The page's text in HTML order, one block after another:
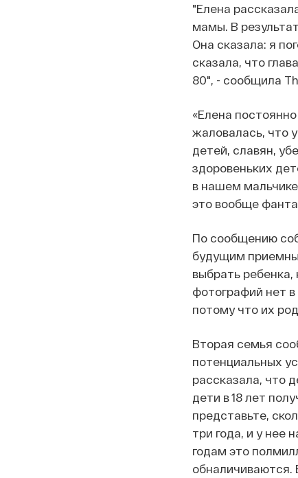
"Елена
мамы. В
Она сказала: я
сказала, что
80", - сообщила
«Елена
жаловалась, что
детей, славян,
здоровеньких
в нашем
это вообще
По сообщению
будущим
выбрать
фотографий нет в
потому что их
Вторая семья
потенциальных
рассказала, что
дети в 18 лет
представьте,
три года, и у нее
годам это
обналичиваются.